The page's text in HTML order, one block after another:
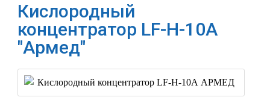
Кислородный
концентратор LF-H-10А
"Армед"